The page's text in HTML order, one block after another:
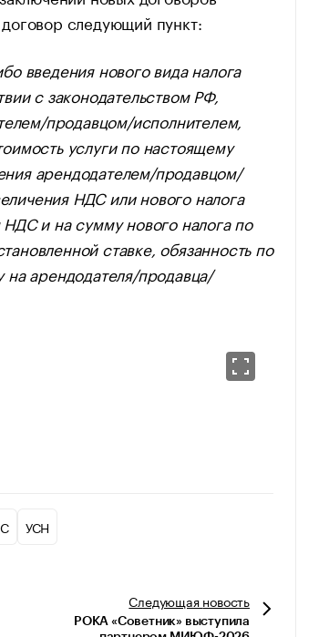
следующий пункт:
введения нового вида налога
с законодательством РФ,
продавцом/исполнителем,
услуги по настоящему
арендодателем/продавцом/
НДС или нового налога
и на сумму нового налога по
ставке, обязанность по
на арендодателя/продавца/
УСН
Следующаяновость
РОКА «Советник» выступила